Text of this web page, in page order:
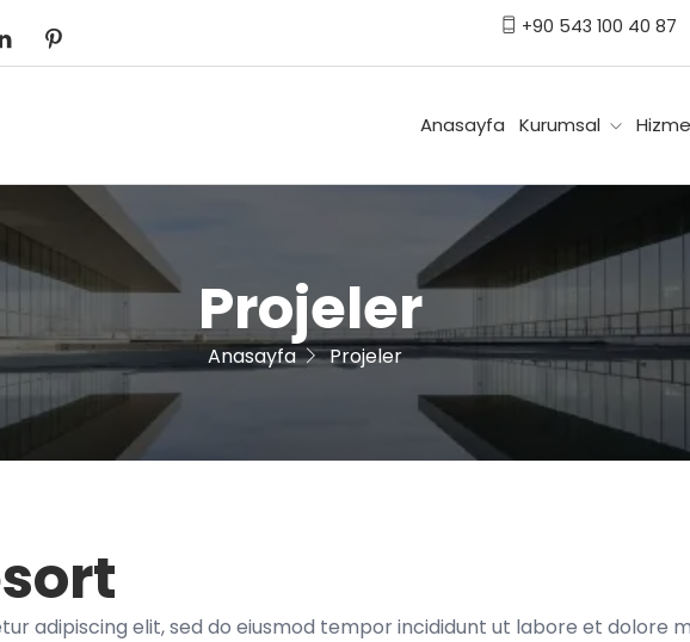
+90 543 100 40 87
Anasayfa Kurumsal
Projeler
Anasayfa Projeler
adipiscing elit, sed do eiusmod tempor incididunt ut labore et dolore